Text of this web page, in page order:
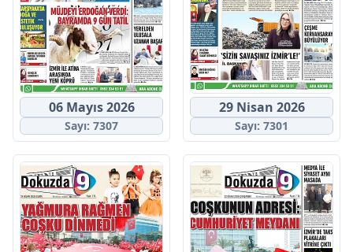
06 Mayıs 2026
Sayı: 7307
29 Nisan 2026
Sayı: 7301